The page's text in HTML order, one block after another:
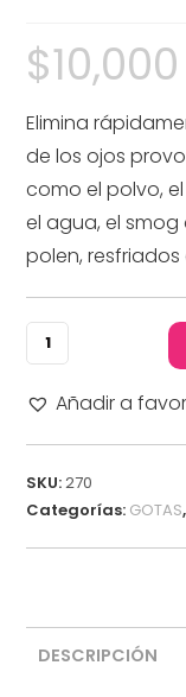
$10,000
Elimina
de los ojos
como el polvo,
el agua, el
polen,
Añadir a
SKU:270
Categorías: GOTAS,
DESCRIPCIÓN